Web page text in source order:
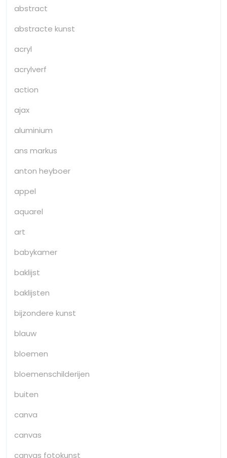
abstract
abstracte kunst
acryl
acrylverf
action
ajax
aluminium
ans markus
anton heyboer
appel
aquarel
art
babykamer
baklijst
baklijsten
bijzondere kunst
blauw
bloemen
bloemenschilderijen
buiten
canva
canvas
canvas fotokunst